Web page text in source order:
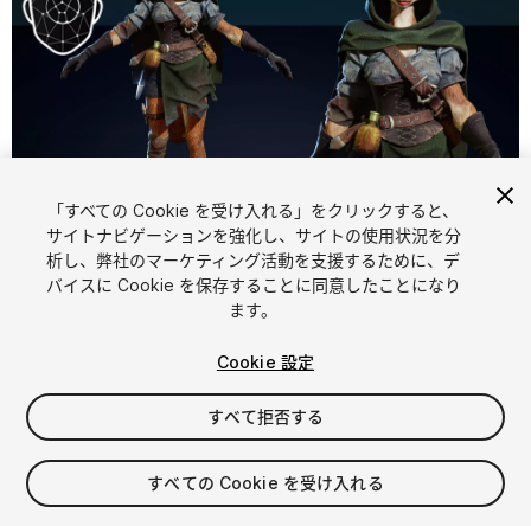
1/ 12
$39.99
消費税は決済時に計算されます
「すべての Cookie を受け入れる」をクリックすると、
サイトナビゲーションを強化し、サイトの使用状況を分
析し、弊社のマーケティング活動を支援するために、デ
バイスに Cookie を保存することに同意したことになり
ます。
Cookie 設定
すべて拒否する
すべての Cookie を受け入れる